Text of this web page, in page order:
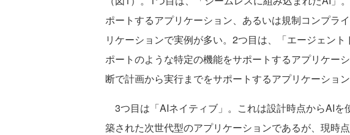
ポートするアプリケーション、あるいは規制コンプラ
リケーションで実例が多い。2つ目は、「エージェン
ポートのような特定の機能をサポートするアプリケー
断で計画から実行までをサポートするアプリケーション
3つ目は「AIネイティブ」。これは設計時点からAIを
築された次世代型のアプリケーションであるが、現時